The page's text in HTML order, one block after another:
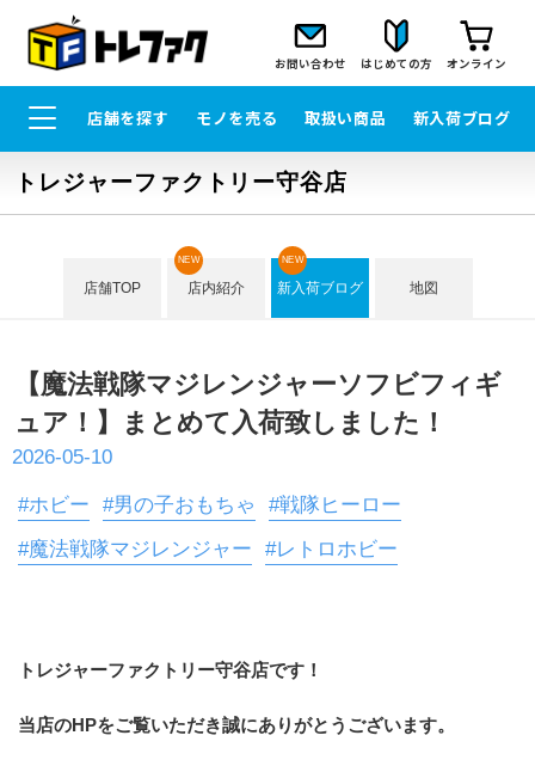
お問い合わせ はじめての方 オンライン
店舗を探す モノを売る 取扱い商品 新入荷ブログ
トレジャーファクトリー守谷店
店舗TOP 店内紹介
NEW
新入荷ブログ
NEW
地図
【魔法戦隊マジレンジャーソフビフィギ
ュア！】まとめて入荷致しました！
2026-05-10
#ホビー #男の子おもちゃ
#戦隊ヒーロー
#魔法戦隊マジレンジャー
#レトロホビー
トレジャーファクトリー守谷店です！
当店のHPをご覧いただき誠にありがとうございます。